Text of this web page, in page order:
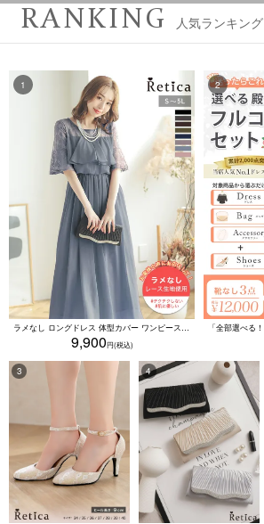
RANKING 人気ランキング
ラメなし ロングドレス 体型カバー ワンピース 敏感肌対応 結婚式 二次会 お呼ばれ 大人 上品 (Sサイズ～5Lサイズ)
9,900